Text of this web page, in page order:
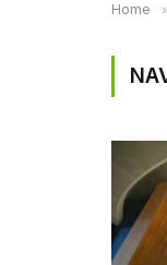
Home